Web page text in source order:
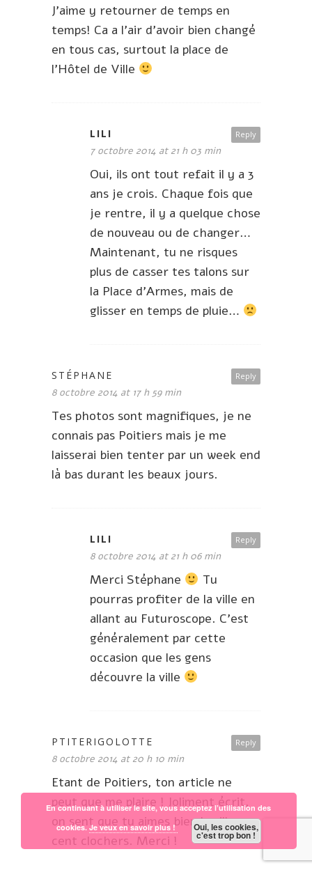
J’aime y retourner de temps en
temps! Ca a l’air d’avoir bien changé
en tous cas, surtout la place de
l’Hôtel de Ville
Reply
LILI
7 octobre 2014 at 21 h 03 min
Oui, ils ont tout refait il y a 3
ans je crois. Chaque fois que
je rentre, il y a quelque chose
de nouveau ou de changer…
Maintenant, tu ne risques
plus de casser tes talons sur
la Place d’Armes, mais de
glisser en temps de pluie…
Reply
STÉPHANE
8 octobre 2014 at 17 h 59 min
Tes photos sont magnifiques, je ne
connais pas Poitiers mais je me
laisserai bien tenter par un week end
là bas durant les beaux jours.
Reply
LILI
8 octobre 2014 at 21 h 06 min
Merci Stéphane
Tu
pourras profiter de la ville en
allant au Futuroscope. C’est
généralement par cette
occasion que les gens
découvre la ville
Reply
PTITERIGOLOTTE
8 octobre 2014 at 20 h 10 min
Etant de Poitiers, ton article ne
peut que me plaire ! Joliment écrit,
on sent que tu aimes bien la ville aux
cent clochers. Merci !
En continuant à utiliser le site, vous acceptez l’utilisation des
cookies. Je veux en savoir plus ! Oui, les cookies,
c'est trop bon !